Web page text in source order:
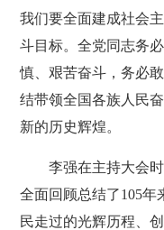
我们要全面建成社会
斗目标。全党同志务
慎、艰苦奋斗，务必
结带领全国各族人民
新的历史辉煌。
李强在主持大会
全面回顾总结了105年
民走过的光辉历程、